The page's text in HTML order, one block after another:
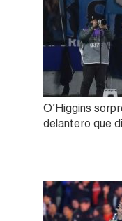
O’Higgins
delantero que